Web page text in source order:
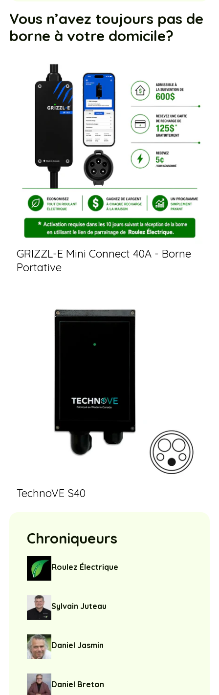
Vous n’avez toujours pas de
borne à votre domicile?
GRIZZL-E Mini Connect 40A - Borne
Portative
TechnoVE S40
Chroniqueurs
Roulez Électrique
Sylvain Juteau
Daniel Jasmin
Daniel Breton